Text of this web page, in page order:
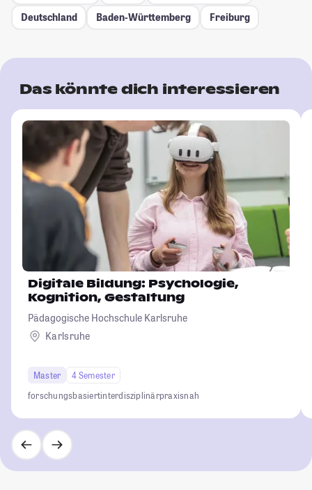
Deutschland
Baden-Württemberg Freiburg
Das könnte dich interessieren
Digitale Bildung: Psychologie,
Kognition, Gestaltung
Pädagogische Hochschule Karlsruhe
Karlsruhe
Master
4 Semester
forschungsbasiertinterdisziplinärpraxisnah